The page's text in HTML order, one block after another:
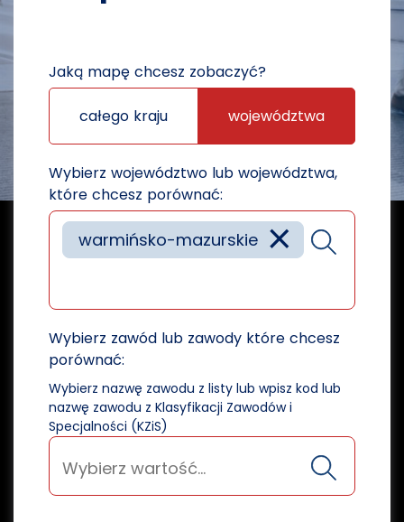
Jaką mapę chcesz zobaczyć?
całego kraju województwa
Wybierz województwo lub województwa,
które chcesz porównać:
×
warmińsko-mazurskie
Wybierz zawód lub zawody które chcesz
porównać:
Wybierz nazwę zawodu z listy lub wpisz kod lub
nazwę zawodu z Klasyfikacji Zawodów i
Specjalności (KZiS)